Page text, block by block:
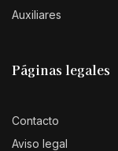
Auxiliares
Páginas legales
Contacto
Aviso legal